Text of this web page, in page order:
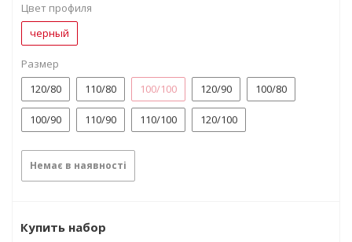
Цвет профиля
черный
Размер
120/80
110/80 100/100 120/90 100/80
100/90 110/90 110/100 120/100
Немає в наявності
Купить набор